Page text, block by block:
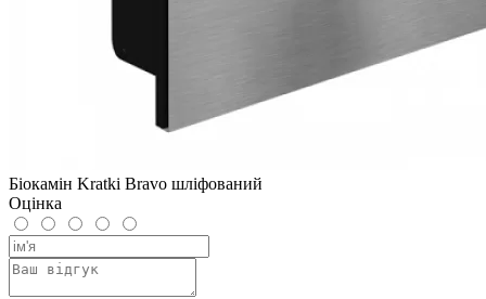
Біокамін Kratki Bravo шліфований
Оцінка